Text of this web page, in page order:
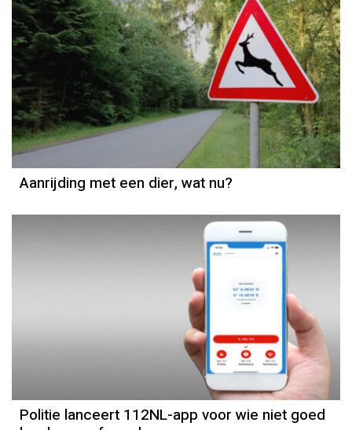
Aanrijding met een dier, wat nu?
Politie lanceert 112NL-app voor wie niet goed